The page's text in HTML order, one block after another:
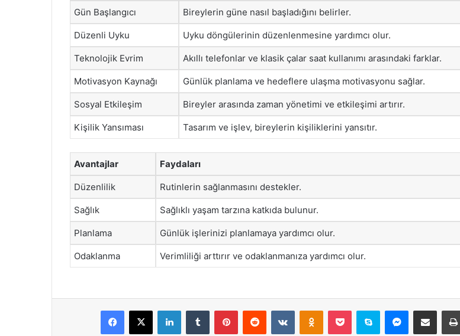
Gün Başlangıcı Bireylerin güne nasıl başladığını belirler.
Düzenli Uyku Uyku döngülerinin düzenlenmesine yardımcı olur.
Teknolojik Evrim Akıllı telefonlar ve klasik çalar saat kullanımı arasındaki farklar.
Motivasyon Kaynağı Günlük planlama ve hedeflere ulaşma motivasyonu sağlar.
Sosyal Etkileşim Bireyler arasında zaman yönetimi ve etkileşimi artırır.
Kişilik Yansıması Tasarım ve işlev, bireylerin kişiliklerini yansıtır.
Avantajlar Faydaları
Düzenlilik Rutinlerin sağlanmasını destekler.
Sağlık Sağlıklı yaşam tarzına katkıda bulunur.
Planlama Günlük işlerinizi planlamaya yardımcı olur.
Odaklanma Verimliliği arttırır ve odaklanmanıza yardımcı olur.
Facebook
X LinkedInTumblr PinterestReddit VKontakteOdnoklassniki
Pocket Skype Messenger
E-Posta ile paylaş